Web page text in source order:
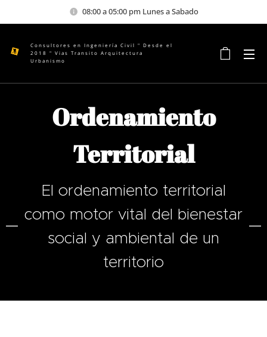
08:00 a 05:00 pm Lunes a Sabado
Consultores en Ingeniería Civil " Desde el
2018 " Vias Transito Arquitectura
Urbanismo
Ordenamiento
Territorial
El ordenamiento territorial
como motor vital del bienestar
social y ambiental de un
territorio